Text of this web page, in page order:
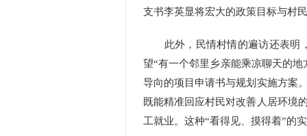
支书李英显将宏大的政策目标与村
此外，民情村情的遍访还表明，
望“有一个邻里乡亲能乘凉聊天的
导向的项目申请书与规划实施方案
既能精准回应村民对改善人居环境
工就业。这种“看得见、摸得着”的